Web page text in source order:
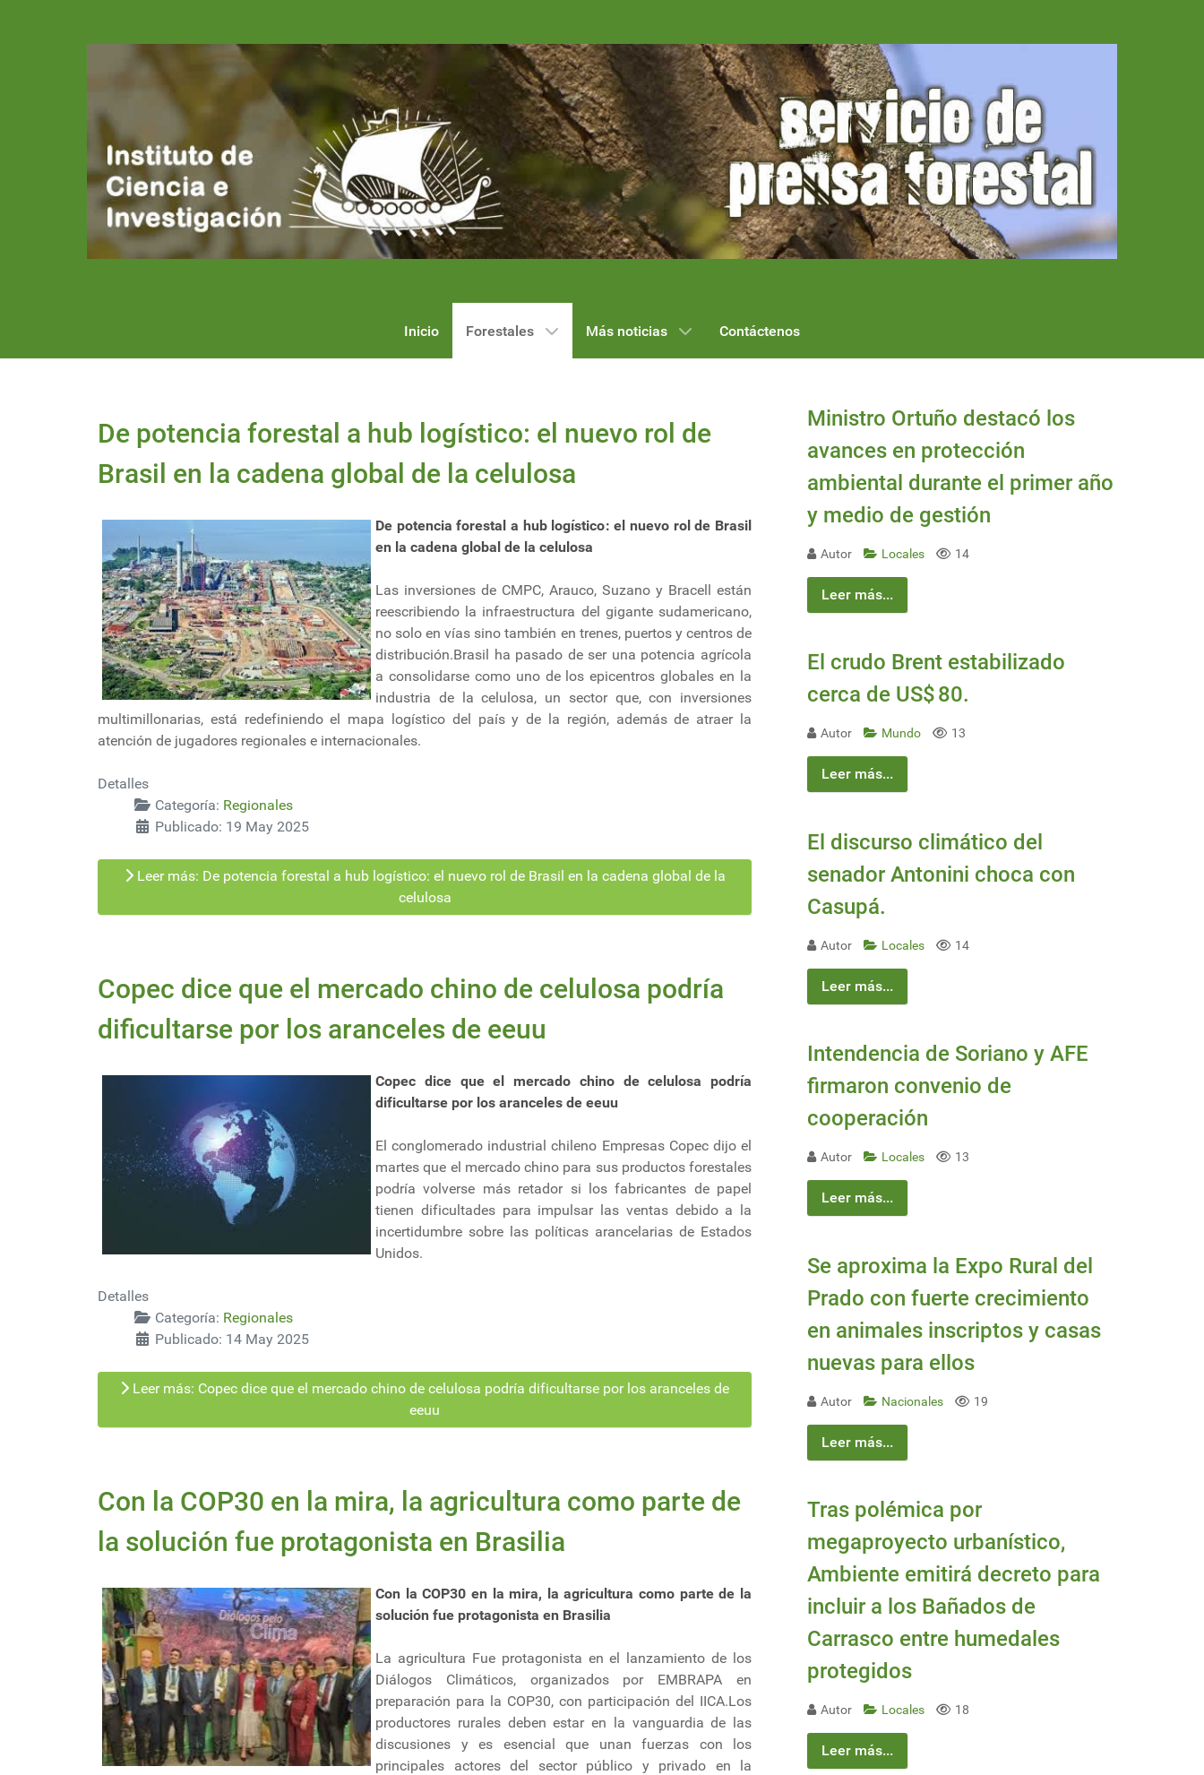
Inicio Forestales Más noticias Contáctenos
De potencia forestal a hub logístico: el nuevo rol de
Brasil en la cadena global de la celulosa
De potencia forestal a hub logístico: el nuevo rol de Brasil
en la cadena global de la celulosa
Las inversiones de CMPC, Arauco, Suzano y Bracell están
reescribiendo la infraestructura del gigante sudamericano,
no solo en vías sino también en trenes, puertos y centros de
distribución.Brasil ha pasado de ser una potencia agrícola
a consolidarse como uno de los epicentros globales en la
industria de la celulosa, un sector que, con inversiones
multimillonarias, está redefiniendo el mapa logístico del país y de la región, además de atraer la
atención de jugadores regionales e internacionales.
Detalles
Categoría: Regionales
Publicado: 19 May 2025
Leer más: De potencia forestal a hub logístico: el nuevo rol de Brasil en la cadena global de la
celulosa
Copec dice que el mercado chino de celulosa podría
dificultarse por los aranceles de eeuu
Copec dice que el mercado chino de celulosa podría
dificultarse por los aranceles de eeuu
El conglomerado industrial chileno Empresas Copec dijo el
martes que el mercado chino para sus productos forestales
podría volverse más retador si los fabricantes de papel
tienen dificultades para impulsar las ventas debido a la
incertidumbre sobre las políticas arancelarias de Estados
Unidos.
Detalles
Categoría: Regionales
Publicado: 14 May 2025
Leer más: Copec dice que el mercado chino de celulosa podría dificultarse por los aranceles de
eeuu
Con la COP30 en la mira, la agricultura como parte de
la solución fue protagonista en Brasilia
Con la COP30 en la mira, la agricultura como parte de la
solución fue protagonista en Brasilia
La agricultura Fue protagonista en el lanzamiento de los
Diálogos Climáticos, organizados por EMBRAPA en
preparación para la COP30, con participación del IICA.Los
productores rurales deben estar en la vanguardia de las
discusiones y es esencial que unan fuerzas con los
principales actores del sector público y privado en la
Ministro Ortuño destacó los
avances en protección
ambiental durante el primer año
y medio de gestión
Autor Locales 14
Leer más...
El crudo Brent estabilizado
cerca de US$ 80.
Autor Mundo 13
Leer más...
El discurso climático del
senador Antonini choca con
Casupá.
Autor Locales 14
Leer más...
Intendencia de Soriano y AFE
firmaron convenio de
cooperación
Autor Locales 13
Leer más...
Se aproxima la Expo Rural del
Prado con fuerte crecimiento
en animales inscriptos y casas
nuevas para ellos
Autor Nacionales 19
Leer más...
Tras polémica por
megaproyecto urbanístico,
Ambiente emitirá decreto para
incluir a los Bañados de
Carrasco entre humedales
protegidos
Autor Locales 18
Leer más...